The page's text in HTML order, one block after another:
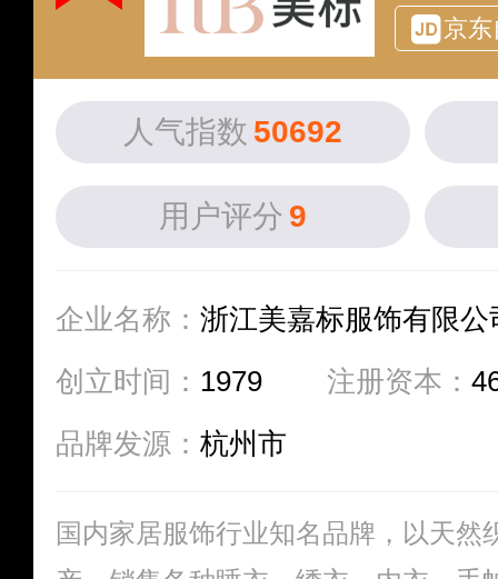
京
人气指数 50692
用户评分 9
企业名称： 浙江美嘉标服饰有限公
创立时间： 1979 注册资本：
品牌发源： 杭州市
国内家居服饰行业知名品牌，以天然